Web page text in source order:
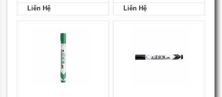
Liên Hệ Liên Hệ